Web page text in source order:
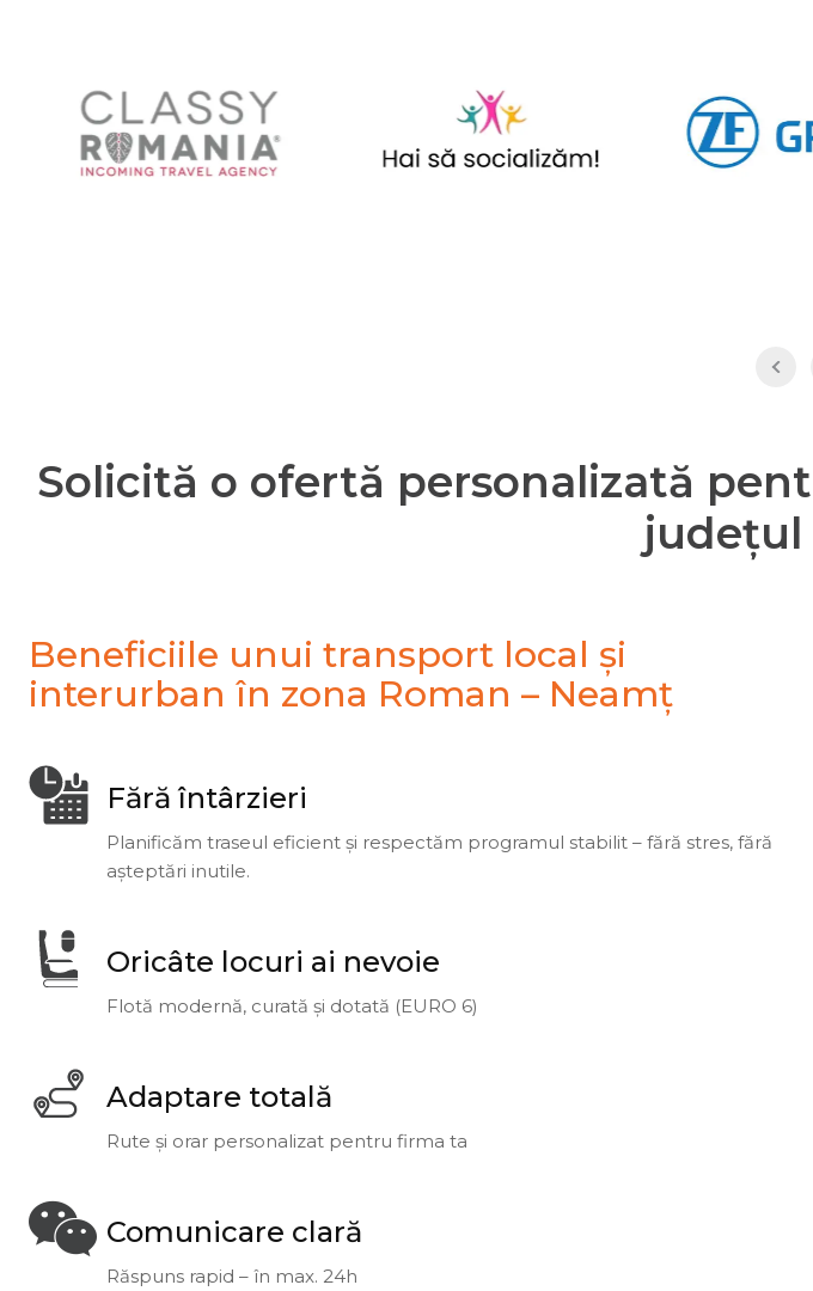
Solicită o ofertă personalizată
județul
Beneficiile unui transport local și
interurban în zona Roman – Neamț
Fără întârzieri
Planificăm traseul eficient și respectăm programul stabilit – fără stres, fără
așteptări inutile.
Oricâte locuri ai nevoie
Flotă modernă, curată și dotată (EURO 6)
Adaptare totală
Rute și orar personalizat pentru firma ta
Comunicare clară
Răspuns rapid – în max. 24h